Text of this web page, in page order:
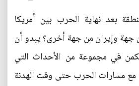
بعد نهاية الحرب بين أمريكا
جهة وإيران من جهة أخرى؟ يبدو أن
في مجموعة من الأحداث التي
مسارات الحرب حتى وقت الهدنة